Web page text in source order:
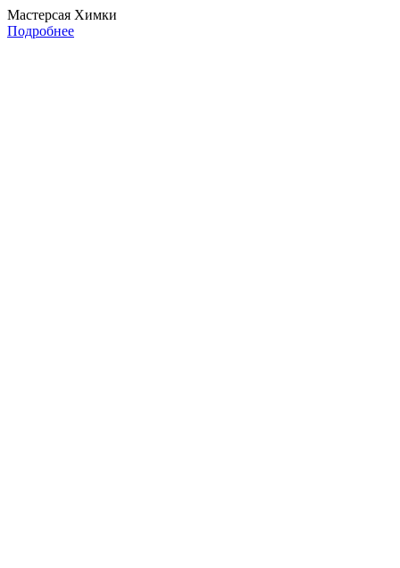
Мастерсая Химки
Подробнее